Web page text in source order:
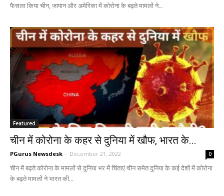
फैसला किया चीन, जापान और अमेरिका में कोरोना के बढ़ते मामलों ने...
Featured
चीन में कोरोना के कहर से दुनिया में खौफ, भारत के...
PGurus Newsdesk - December 21, 2022 0
चीन में बढ़ते कोरोना के मामलों से दुनिया भर में चिंताएं चीन समेत दुनिया के कई देशों में कोरोना
के बढ़ते मामलों ने भारत की...